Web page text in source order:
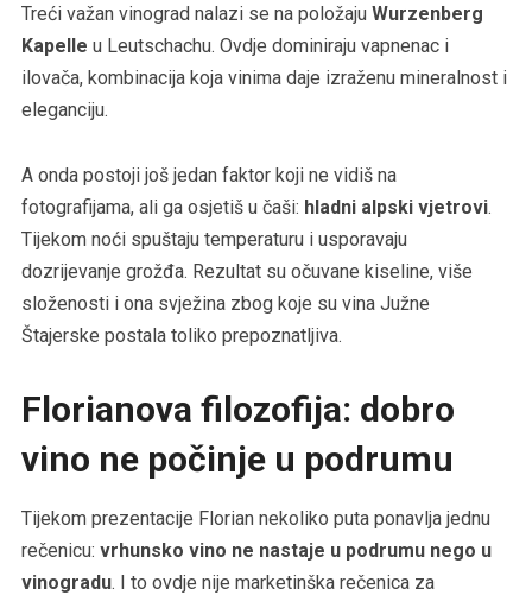
Treći važan vinograd nalazi se na položaju Wurzenberg
Kapelle u Leutschachu. Ovdje dominiraju vapnenac i
ilovača, kombinacija koja vinima daje izraženu mineralnost i
eleganciju.
A onda postoji još jedan faktor koji ne vidiš na
fotografijama, ali ga osjetiš u čaši: hladni alpski vjetrovi.
Tijekom noći spuštaju temperaturu i usporavaju
dozrijevanje grožđa. Rezultat su očuvane kiseline, više
složenosti i ona svježina zbog koje su vina Južne
Štajerske postala toliko prepoznatljiva.
Florianova filozofija: dobro
vino ne počinje u podrumu
Tijekom prezentacije Florian nekoliko puta ponavlja jednu
rečenicu: vrhunsko vino ne nastaje u podrumu nego u
vinogradu. I to ovdje nije marketinška rečenica za